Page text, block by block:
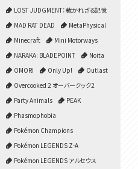
LOST JUDGMENT：裁かれざる記憶
MAD RAT DEAD
MetaPhysical
Minecraft
Mini Motorways
NARAKA: BLADEPOINT
Noita
OMORI
Only Up!
Outlast
Overcooked 2 オーバークック2
Party Animals
PEAK
Phasmophobia
Pokémon Champions
Pokémon LEGENDS Z-A
Pokémon LEGENDS アルセウス